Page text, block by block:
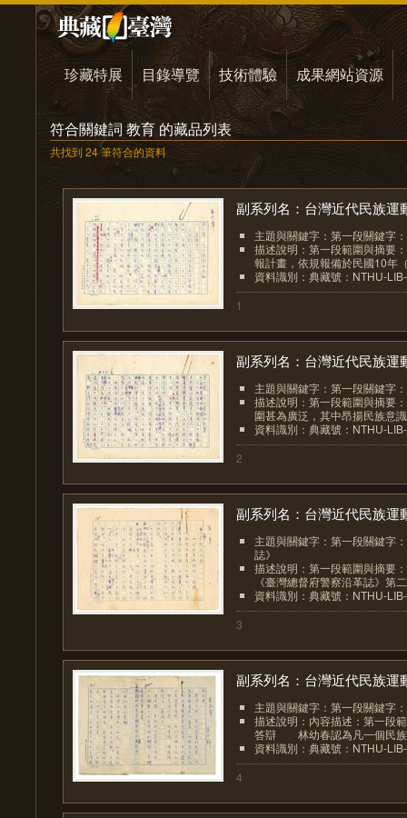
珍藏特展 目錄導覽 技術體驗 成果網站資源
符合關鍵詞 教育 的藏品列表
共找到 24 筆符合的資料
副系列名：台灣近代民族運
主題與關鍵字：第一段關鍵字
描述說明：第一段範圍與摘要
報計畫，依規報備於民國10年
資料識別：典藏號：NTHU-
1
副系列名：台灣近代民族運
主題與關鍵字：第一段關鍵字
描述說明：第一段範圍與摘要
圍甚為廣泛，其中昂揚民族意
資料識別：典藏號：NTHU-
2
副系列名：台灣近代民族運
主題與關鍵字：第一段關鍵字
誌》
描述說明：第一段範圍與摘要
《臺灣總督府警察沿革誌》第
資料識別：典藏號：NTHU-
3
副系列名：台灣近代民族運
主題與關鍵字：第一段關鍵字
描述說明：內容描述：第一段
答辯 林幼春認為凡一個民族
資料識別：典藏號：NTHU-
4